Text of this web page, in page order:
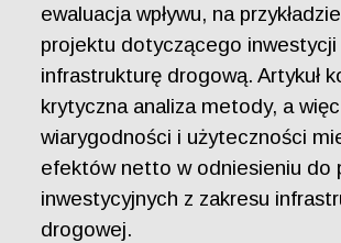
ewaluacja wpływu, na
projektu dotyczącego inwestycji
infrastrukturę drogową. Artykuł
krytyczna analiza metody, a
wiarygodności i użyteczności
efektów netto w odniesieniu do
inwestycyjnych z zakresu
drogowej.